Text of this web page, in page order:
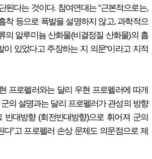
된다는 것이다. 참여연대는 “근본적으로는,
착 등으로 폭발을 설명하지 않고, 과학적으
의 알루미늄 산화물(비결정질 산화물)의 흡
이 있었다고 주장하는 지 의문“이라고 지적
프로펠러와는 달리 우현 프로펠러에 따개
의 설명과는 달리 프로펠러가 관성의 방향
반대방향 (회전반대방향)으로 휘어져 군의
다”고 프로펠러 손상 문제도 의문점으로 제